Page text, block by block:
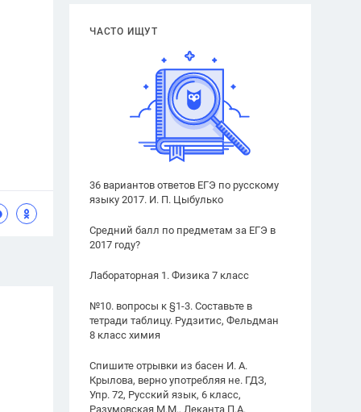
ЧАСТО ИЩУТ
36 вариантов ответов ЕГЭ по русскому
языку 2017. И. П. Цыбулько
Средний балл по предметам за ЕГЭ в
2017 году?
Лабораторная 1. Физика 7 класс
№10. вопросы к §1-3. Составьте в
тетради таблицу. Рудзитис, Фельдман
8 класс химия
Спишите отрывки из басен И. А.
Крылова, верно употребляя не. ГДЗ,
Упр. 72, Русский язык, 6 класс,
Разумовская М.М., Леканта П.А.